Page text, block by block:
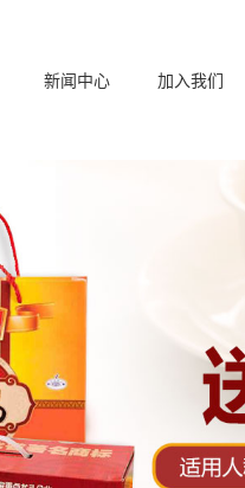
新闻中心 加入我们